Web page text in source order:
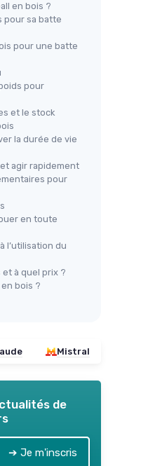
en bois ?
pour sa batte
pour une batte
pour
et le stock
la durée de vie
agir rapidement
pour
en toute
l’utilisation du
à quel prix ?
bois ?
Mistral
de
➔ Je m'inscris